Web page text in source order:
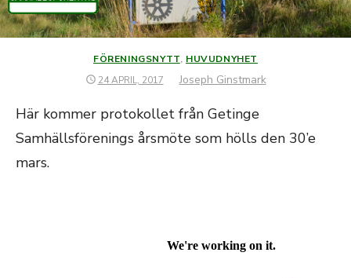
FÖRENINGSNYTT, HUVUDNYHET
PUBLICERAT
24 APRIL, 2017 Författare
Joseph Ginstmark
Här kommer protokollet från Getinge
Samhällsförenings årsmöte som hölls den 30’e
mars.